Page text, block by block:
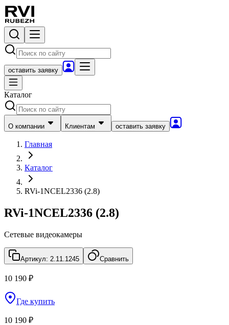
оставить заявку
Каталог
О компании Клиентам оставить заявку
Главная
Каталог
RVi-1NCEL2336 (2.8)
RVi-1NCEL2336 (2.8)
Сетевые видеокамеры
Артикул: 2.11.1245 Сравнить
10 190 ₽
Где купить
10 190 ₽